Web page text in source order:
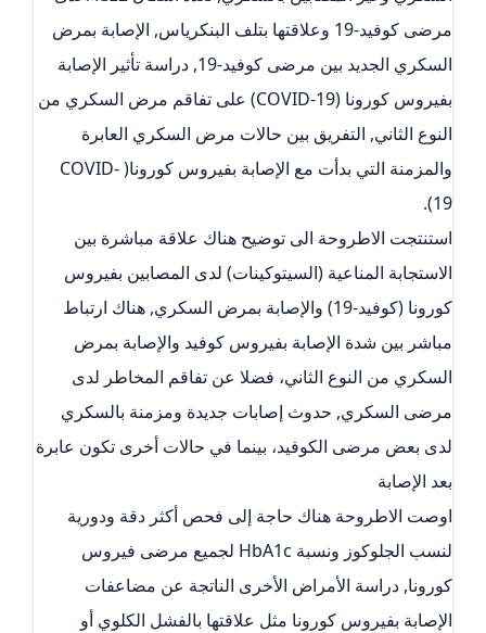
مرضى كوفيد-19 وعلاقتها بتلف البنكرياس, الإصابة بمرض
السكري الجديد بين مرضى كوفيد-19, دراسة تأثير الإصابة
بفيروس كورونا (COVID-19) على تفاقم مرض السكري من
النوع الثاني, التفريق بين حالات مرض السكري العابرة
والمزمنة التي بدأت مع الإصابة بفيروس كورونا( COVID-
19).
استنتجت الاطروحة الى توضيح هناك علاقة مباشرة بين
الاستجابة المناعية (السيتوكينات) لدى المصابين بفيروس
كورونا (كوفيد-19) والإصابة بمرض السكري, هناك ارتباط
مباشر بين شدة الإصابة بفيروس كوفيد والإصابة بمرض
السكري من النوع الثاني، فضلا عن تفاقم المخاطر لدى
مرضى السكري, حدوث إصابات جديدة ومزمنة بالسكري
لدى بعض مرضى الكوفيد، بينما في حالات أخرى تكون عابرة
بعد الإصابة
اوصت الاطروحة هناك حاجة إلى فحص أكثر دقة ودورية
لنسب الجلوكوز ونسبة HbA1c لجميع مرضى فيروس
كورونا, دراسة الأمراض الأخرى الناتجة عن مضاعفات
الإصابة بفيروس كورونا مثل علاقتها بالفشل الكلوي أو